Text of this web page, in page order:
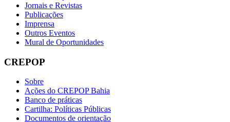
Jornais e Revistas
Publicações
Imprensa
Outros Eventos
Mural de Oportunidades
CREPOP
Sobre
Ações do CREPOP Bahia
Banco de práticas
Cartilha: Políticas Públicas
Documentos de orientação